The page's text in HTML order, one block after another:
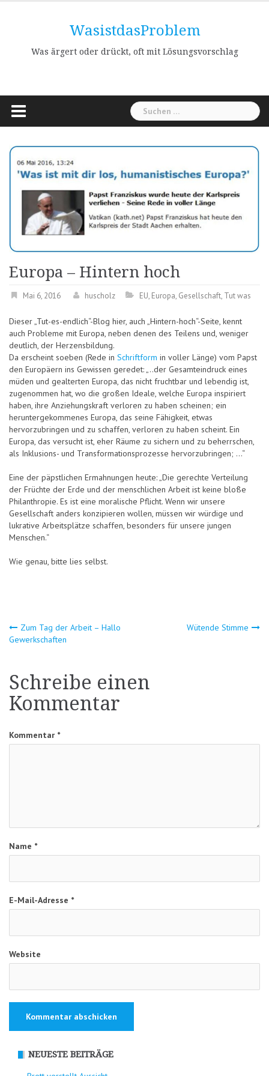
WasistdasProblem
Was ärgert oder drückt, oft mit Lösungsvorschlag
Suchen
nach:
Europa – Hintern hoch
Mai 6, 2016 huscholz EU, Europa, Gesellschaft, Tut was
Dieser „Tut-es-endlich“-Blog hier, auch „Hintern-hoch“-Seite, kennt
auch Probleme mit Europa, neben denen des Teilens und, weniger
deutlich, der Herzensbildung.
Da erscheint soeben (Rede in Schriftform in voller Länge) vom Papst
den Europäern ins Gewissen geredet: „..der Gesamteindruck eines
müden und gealterten Europa, das nicht fruchtbar und lebendig ist,
zugenommen hat, wo die großen Ideale, welche Europa inspiriert
haben, ihre Anziehungskraft verloren zu haben scheinen; ein
heruntergekommenes Europa, das seine Fähigkeit, etwas
hervorzubringen und zu schaffen, verloren zu haben scheint. Ein
Europa, das versucht ist, eher Räume zu sichern und zu beherrschen,
als Inklusions- und Transformationsprozesse hervorzubringen; …“
Eine der päpstlichen Ermahnungen heute: „Die gerechte Verteilung
der Früchte der Erde und der menschlichen Arbeit ist keine bloße
Philanthropie. Es ist eine moralische Pflicht. Wenn wir unsere
Gesellschaft anders konzipieren wollen, müssen wir würdige und
lukrative Arbeitsplätze schaffen, besonders für unsere jungen
Menschen.“
Wie genau, bitte lies selbst.
Beitragsnavigation
Zum Tag der Arbeit – Hallo
Gewerkschaften
Wütende Stimme
Schreibe einen
Kommentar
Kommentar *
Name *
E-Mail-Adresse *
Website
NEUESTE BEITRÄGE